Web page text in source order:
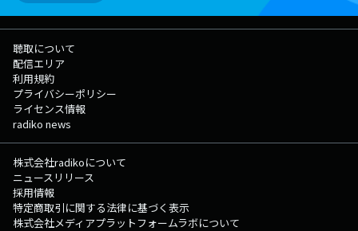
聴取について
配信エリア
利用規約
プライバシーポリシー
ライセンス情報
radiko news
株式会社radikoについて
ニュースリリース
採用情報
特定商取引に関する法律に基づく表示
株式会社メディアプラットフォームラボについて